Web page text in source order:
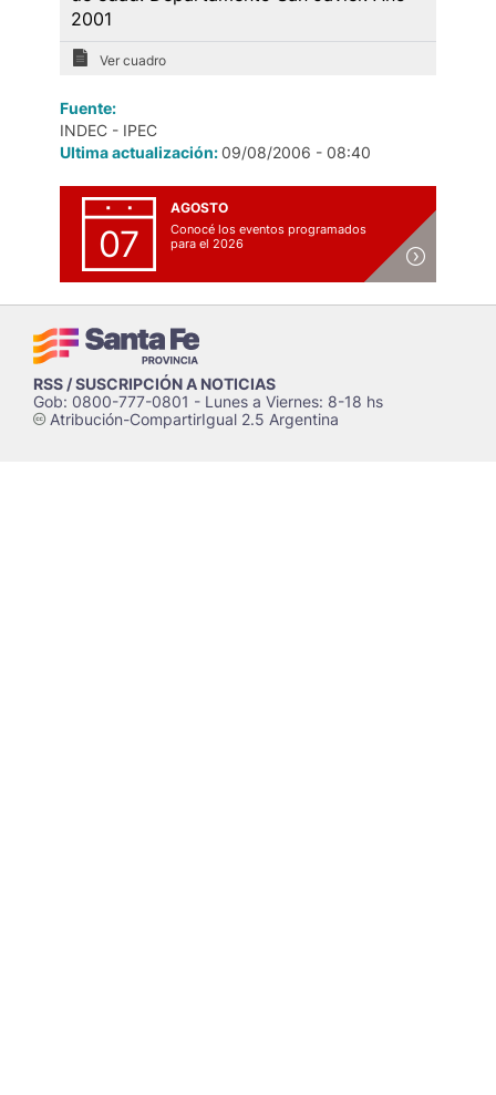
2001
Ver cuadro
Fuente:
INDEC - IPEC
Ultima actualización:09/08/2006 - 08:40
07
AGOSTO
Conocé los eventos programados
para el 2026
RSS / SUSCRIPCIÓN A NOTICIAS
Gob: 0800-777-0801 - Lunes a Viernes: 8-18 hs
cAtribución-CompartirIgual 2.5 Argentina